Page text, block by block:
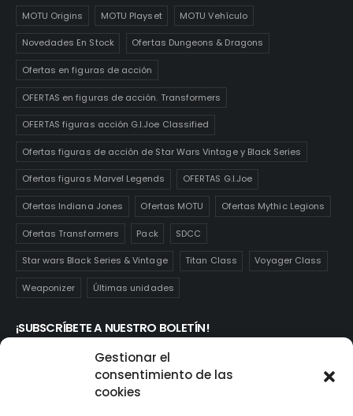
Gestionar el
consentimiento de las
cookies
MOTU Origins MOTU Playset MOTU Vehículo
Novedades En Stock Ofertas Dungeons & Dragons
Ofertas en figuras de acción
OFERTAS en figuras de acción. Transformers
OFERTAS figuras acción G.I.Joe Classified
Ofertas figuras de acción de Star Wars Vintage y Black Series
Ofertas figuras Marvel Legends OFERTAS G.I.Joe
Ofertas Indiana Jones Ofertas MOTU Ofertas Mythic Legions
Ofertas Transformers Pack SDCC
Star wars Black Series & Vintage Titan Class Voyager Class
Weaponizer Últimas unidades
¡SUBSCRÍBETE A NUESTRO BOLETÍN!
Te mantendrás informado de las novedades y ofertas que
realmente te interesan. Subscríbete aquí: